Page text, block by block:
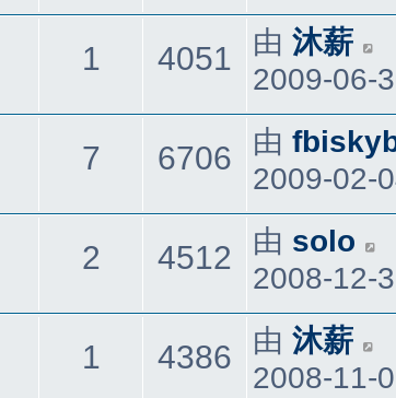
看
發
表
1 4051 觀
看
最
後
發
表
由 沐薪
2009-06-
7回
6706 觀
看
最
後
發
表
由
2009-02-
2 4512 觀
看
最
後
發
表
由 solo
2008-12-
1 4386 觀最
後
由 沐薪
2008-11-